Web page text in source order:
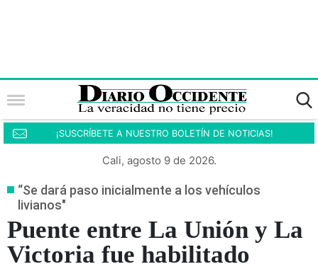
¡SUSCRÍBETE A NUESTRO BOLETÍN DE NOTICIAS!
Cali, agosto 9 de 2026.
“Se dará paso inicialmente a los vehículos
livianos"
Puente entre La Unión y La
Victoria fue habilitado